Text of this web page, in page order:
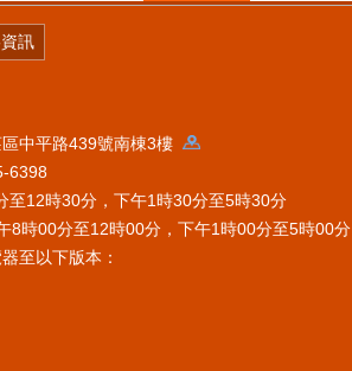
訊
中平路439號南棟3樓
6398
12時30分，下午1時30分至5時30分
時00分至12時00分，下午1時00分至5時00分
至以下版本：